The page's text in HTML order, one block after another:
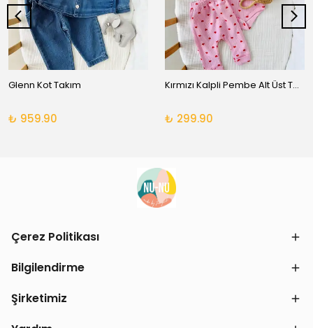
Glenn Kot Takım
₺ 959.90
Kırmızı Kalpli Pembe Alt Üst Takım
₺ 299.90
Çerez Politikası
Bilgilendirme
Şirketimiz